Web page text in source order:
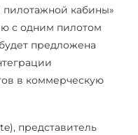
кабины»
с одним пилотом
предложена
в коммерческую
представитель